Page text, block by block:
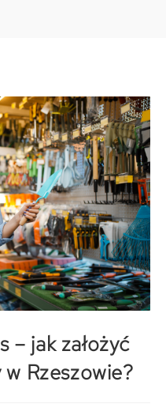
– jak założyć
Rzeszowie?